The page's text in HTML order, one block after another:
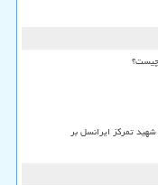
شهید تمرکز ایرانسل بر